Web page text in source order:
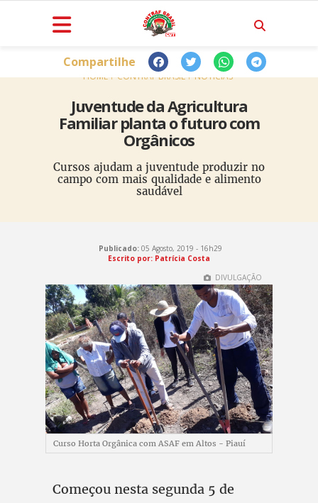
HOME CONTRAF BRASIL NOTÍCIAS
Juventude da Agricultura
Familiar planta o futuro com
Orgânicos
Cursos ajudam a juventude produzir no
campo com mais qualidade e alimento
saudável
Compartilhe
Publicado:05 Agosto, 2019 - 16h29
Escrito por: Patrícia Costa
DIVULGAÇÃO
Curso Horta Orgânica com ASAF em Altos - Piauí
Começou nesta segunda 5 de